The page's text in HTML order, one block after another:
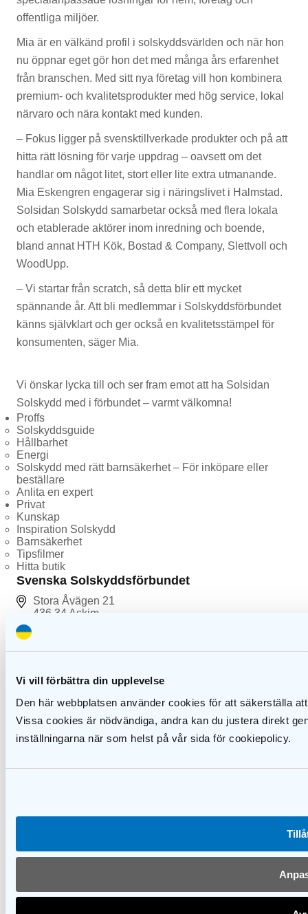
Vi vill förbättra din upplevelse
Den här webbplatsen använder cookies för att säkerställa
Vissa cookies är nödvändiga, andra kan du justera direkt
inställningarna när som helst på vår sida för cookiepolicy.
offentliga miljöer.
Mia är en välkänd profil i solskyddsvärlden och när hon
nu öppnar eget gör hon det med många års erfarenhet
från branschen. Med sitt nya företag vill hon kombinera
premium- och kvalitetsprodukter med hög service, lokal
närvaro och nära kontakt med kunden.
– Fokus ligger på svensktillverkade produkter och på att
hitta rätt lösning för varje uppdrag – oavsett om det
handlar om något litet, stort eller lite extra utmanande.
Mia Eskengren engagerar sig i näringslivet i Halmstad.
Solsidan Solskydd samarbetar också med flera lokala
och etablerade aktörer inom inredning och boende,
bland annat HTH Kök, Bostad & Company, Slettvoll och
WoodUpp.
– Vi startar från scratch, så detta blir ett mycket
spännande år. Att bli medlemmar i Solskyddsförbundet
känns självklart och ger också en kvalitetsstämpel för
konsumenten, säger Mia.
Vi önskar lycka till och ser fram emot att ha Solsidan
Solskydd med i förbundet – varmt välkomna!
Proffs
Solskyddsguide
Hållbarhet
Energi
Solskydd med rätt barnsäkerhet – För inköpare eller
beställare
Anlita en expert
Privat
Kunskap
Inspiration Solskydd
Barnsäkerhet
Tipsfilmer
Hitta butik
Svenska Solskyddsförbundet
Stora Åvägen 21
436 34 Askim
Följ oss
Svenska Solskyddsförbundet är en branschorganisation
för företag verksamma som komponenttillverkare,
grossister, producenter och detaljister inom
solskyddsbranschen. Förbundet ställer höga krav på
såväl de företag som redan är anslutna, och på de
företag som ansöker om medlemskap. Därför kan kunder
Extranät